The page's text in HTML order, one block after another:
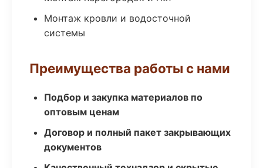
Монтаж кровли и водосточной
системы
Преимущества работы с нами
Подбор и закупка материалов по
оптовым ценам
Договор и полный пакет закрывающих
документов